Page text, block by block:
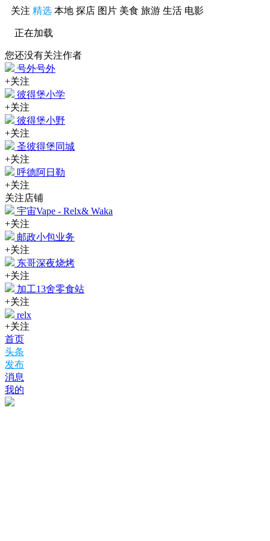
关注 精选 本地 探店 图片 美食 旅游 生活 电影
正在加载
您还没有关注作者
号外号外
+关注
彼得堡小学
+关注
彼得堡小野
+关注
圣彼得堡同城
+关注
呼德阿日勒
+关注
关注店铺
宇宙Vape - Relx& Waka
+关注
邮政小包业务
+关注
东哥深夜烧烤
+关注
加工13舍零食站
+关注
relx
+关注
首页
头条
发布
消息
我的